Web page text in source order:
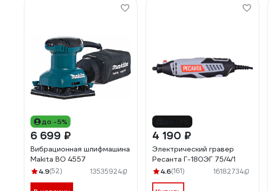
до -5%
6 699 ₽
Вибрационная шлифмашина
Makita BO 4557
4.9(52) 13535924
4 190 ₽
Электрический гравер
Ресанта Г-180ЭГ 75/4/1
4.6(161) 16182734